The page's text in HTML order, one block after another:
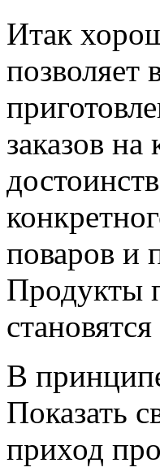
Итак
позволяет
заказов
поваров и
Продукты
В
Показать
приход